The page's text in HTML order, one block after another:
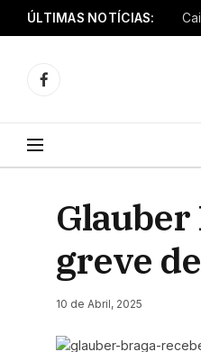
ÚLTIMAS NOTÍCIAS:
Facebook
Glauber
greve
10 de Abril, 2025